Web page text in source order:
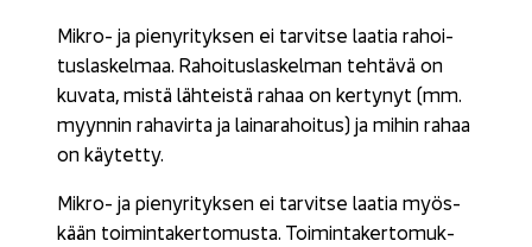
Mikro-​ ja pie­ny­ri­tyk­sen ei tar­vit­se laa­tia ra­hoi­
tus­las­kel­maa. Ra­hoi­tus­las­kel­man teh­tä­vä on
ku­va­ta, mistä läh­teis­tä rahaa on ker­ty­nyt (mm.
myyn­nin ra­ha­vir­ta ja lai­na­ra­hoi­tus) ja mihin rahaa
on käy­tet­ty.
Mikro-​ ja pie­ny­ri­tyk­sen ei tar­vit­se laa­tia myös­
kään toi­min­ta­ker­to­mus­ta. Toi­min­ta­ker­to­muk­